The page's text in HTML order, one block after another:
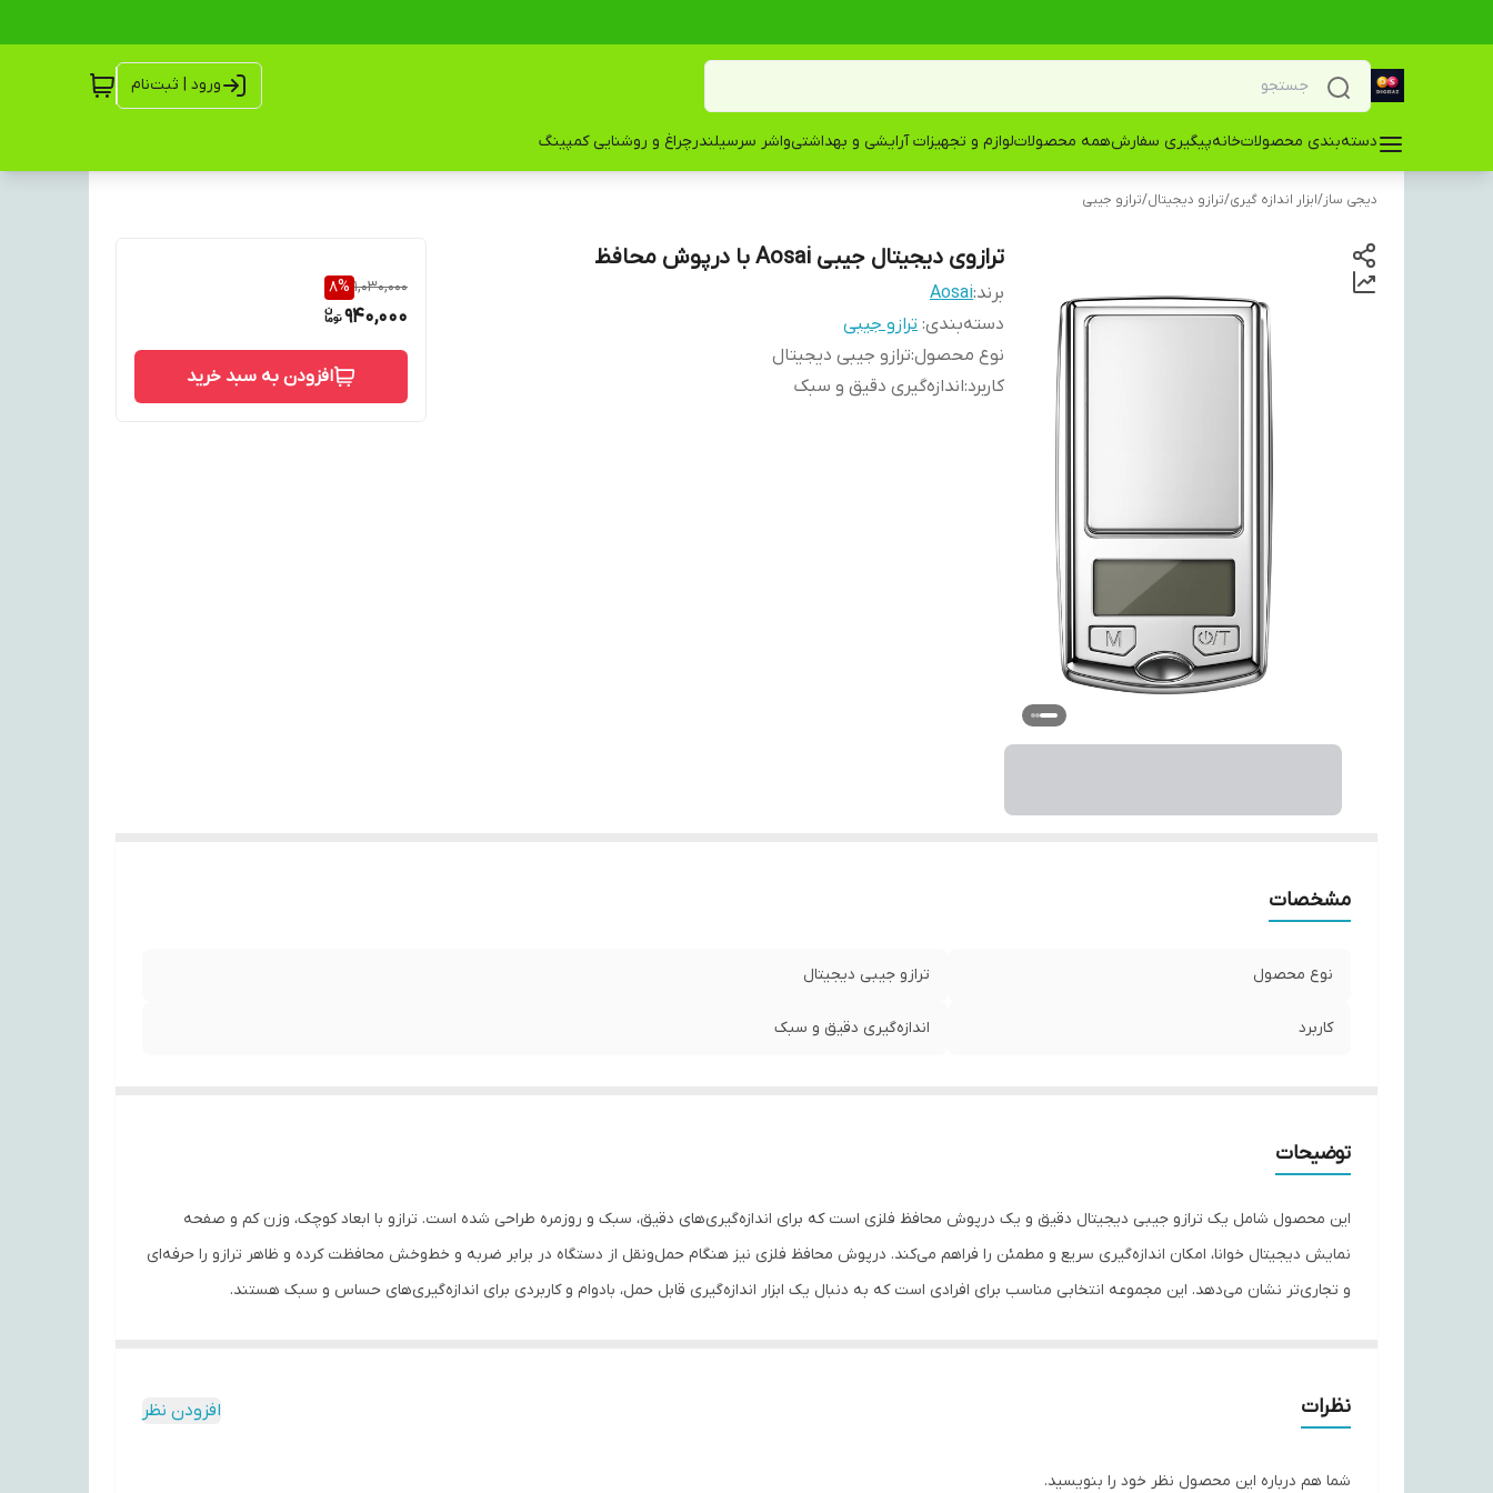
ورود | ثبت‌نام
دسته‌بندی محصولاتخانهپیگیری سفارشهمه محصولاتلوازم و تجهیزات آرایشی و بهداشتیواشر سرسیلندرچراغ و روشنایی کمپینگ
دیجی ساز/ابزار اندازه گیری/ترازو دیجیتال/ترازو جیبی
ترازوی دیجیتال جیبی Aosai با درپوش محافظ
برند:Aosai
دسته‌بندی: ترازو جیبی
نوع محصول:ترازو جیبی دیجیتال
کاربرد:اندازه‌گیری دقیق و سبک
1,030,000
8%
940,000
افزودن به سبد خرید
مشخصات
نوع محصول ترازو جیبی دیجیتال
کاربرد اندازه‌گیری دقیق و سبک
توضیحات
این محصول شامل یک ترازو جیبی دیجیتال دقیق و یک درپوش محافظ فلزی است که برای اندازه‌گیری‌های دقیق، سبک و روزمره طراحی شده است. ترازو با ابعاد کوچک، وزن کم و صفحه
نمایش دیجیتال خوانا، امکان اندازه‌گیری سریع و مطمئن را فراهم می‌کند. درپوش محافظ فلزی نیز هنگام حمل‌ونقل از دستگاه در برابر ضربه و خط‌وخش محافظت کرده و ظاهر ترازو را حرفه‌ای
و تجاری‌تر نشان می‌دهد. این مجموعه انتخابی مناسب برای افرادی است که به دنبال یک ابزار اندازه‌گیری قابل حمل، بادوام و کاربردی برای اندازه‌گیری‌های حساس و سبک هستند.
ویژگی‌های کلیدی
⭐ ویژگی‌های ترازو جیبی دیجیتال
نظرات افزودن نظر
شما هم درباره این محصول نظر خود را بنویسید.